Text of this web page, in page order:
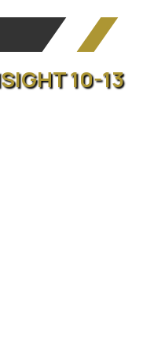
10-13